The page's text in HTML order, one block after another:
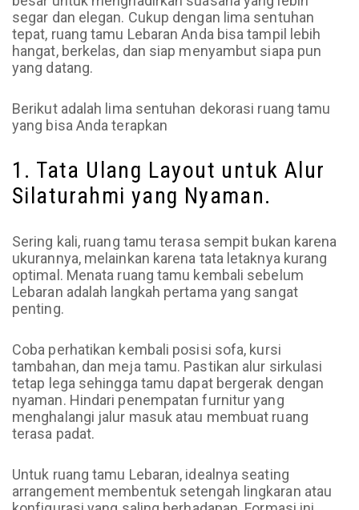
segar dan elegan. Cukup dengan lima sentuhan
tepat, ruang tamu Lebaran Anda bisa tampil lebih
hangat, berkelas, dan siap menyambut siapa pun
yang datang.
Berikut adalah lima sentuhan dekorasi ruang tamu
yang bisa Anda terapkan
1. Tata Ulang Layout untuk Alur
Silaturahmi yang Nyaman.
Sering kali, ruang tamu terasa sempit bukan karena
ukurannya, melainkan karena tata letaknya kurang
optimal. Menata ruang tamu kembali sebelum
Lebaran adalah langkah pertama yang sangat
penting.
Coba perhatikan kembali posisi sofa, kursi
tambahan, dan meja tamu. Pastikan alur sirkulasi
tetap lega sehingga tamu dapat bergerak dengan
nyaman. Hindari penempatan furnitur yang
menghalangi jalur masuk atau membuat ruang
terasa padat.
Untuk ruang tamu Lebaran, idealnya seating
arrangement membentuk setengah lingkaran atau